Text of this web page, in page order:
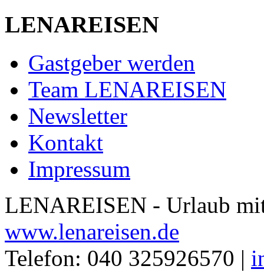
LENAREISEN
Gastgeber werden
Team LENAREISEN
Newsletter
Kontakt
Impressum
LENAREISEN - Urlaub
www.lenareisen.de
Telefon: 040 325926570 |